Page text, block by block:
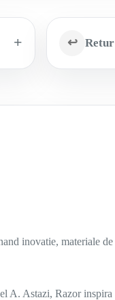
↩
inovatie, materiale de
A. Astazi, Razor inspira